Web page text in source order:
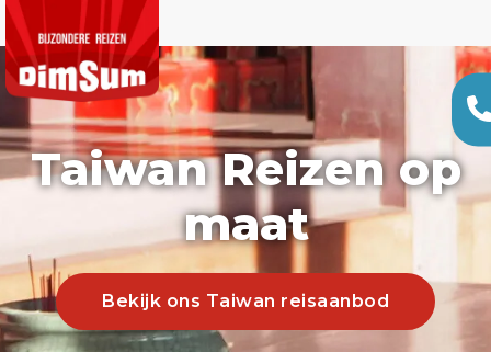
Taiwan Reizen op
maat
Bekijk ons Taiwan reisaanbod